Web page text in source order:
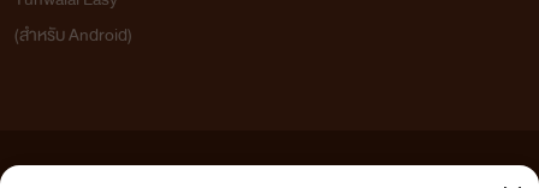
(สำหรับ Android)